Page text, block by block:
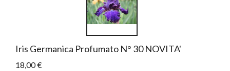
Iris Germanica Profumato N° 30 NOVITA'
18,00 €